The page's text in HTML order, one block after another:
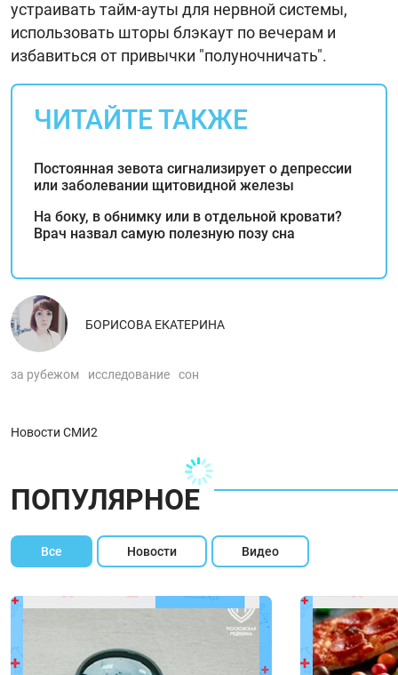
устраивать тайм-ауты для нервной системы,
использовать шторы блэкаут по вечерам и
избавиться от привычки "полуночничать".
ЧИТАЙТЕ ТАКЖЕ
Постоянная зевота сигнализирует о депрессии
или заболевании щитовидной железы
На боку, в обнимку или в отдельной кровати?
Врач назвал самую полезную позу сна
БОРИСОВА ЕКАТЕРИНА
за рубежом исследование сон
Новости СМИ2
ПОПУЛЯРНОЕ
Все Новости Видео